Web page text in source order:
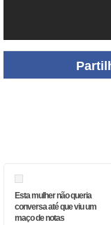
Esta mulher não queria
conversa até que viu um
maço de notas